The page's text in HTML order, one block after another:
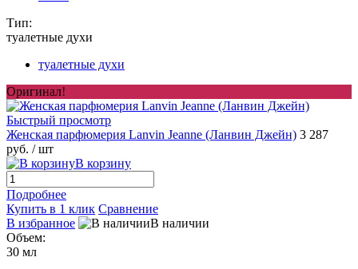
Тип:
туалетные духи
туалетные духи
Оригинал!
Быстрый просмотр
Женская парфюмерия Lanvin Jeanne (Ланвин Джейн) 3 287
руб. / шт
В корзину
Подробнее
Купить в 1 клик Сравнение
В избранное
В наличии
Объем:
30 мл